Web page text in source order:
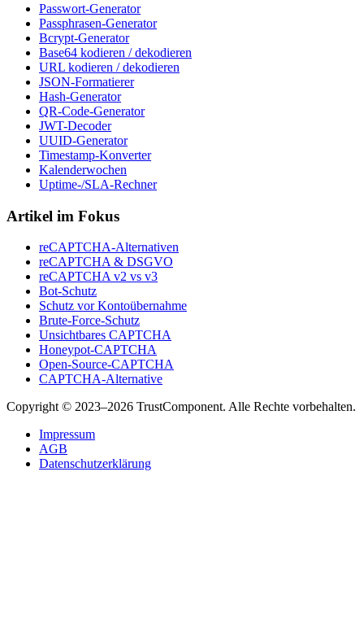
Passwort-Generator
Passphrasen-Generator
Bcrypt-Generator
Base64 kodieren / dekodieren
URL kodieren / dekodieren
JSON-Formatierer
Hash-Generator
QR-Code-Generator
JWT-Decoder
UUID-Generator
Timestamp-Konverter
Kalenderwochen
Uptime-/SLA-Rechner
Artikel im Fokus
reCAPTCHA-Alternativen
reCAPTCHA & DSGVO
reCAPTCHA v2 vs v3
Bot-Schutz
Schutz vor Kontoübernahme
Brute-Force-Schutz
Unsichtbares CAPTCHA
Honeypot-CAPTCHA
Open-Source-CAPTCHA
CAPTCHA-Alternative
Copyright © 2023–2026 TrustComponent. Alle Rechte vorbehalten.
Impressum
AGB
Datenschutzerklärung